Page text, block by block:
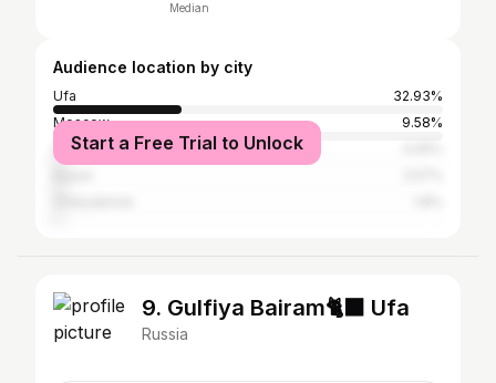
Median
Audience location by city
Ufa
32.93%
Moscow
9.58%
Saint Petersburg
Start a Free Trial to Unlock
9. Gulfiya Bairam🐈‍⬛ Ufa
Russia